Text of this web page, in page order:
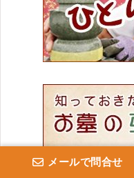
メールで問合せ